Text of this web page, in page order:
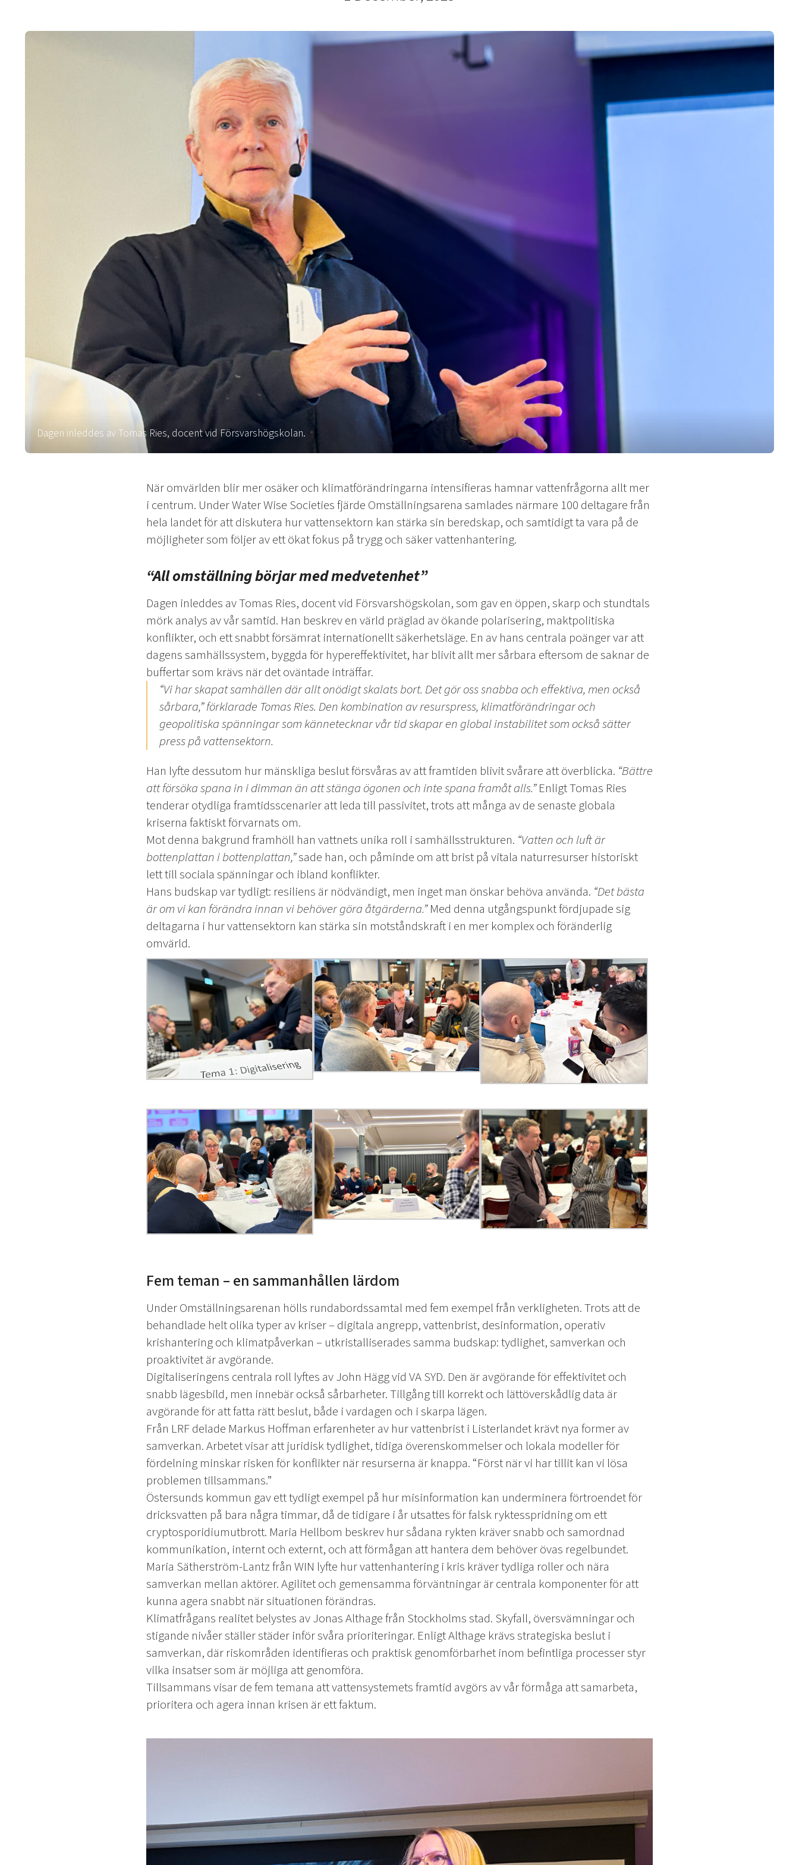
Dagen inleddes av Tomas Ries, docent vid Försvarshögskolan.
När omvärlden blir mer osäker och klimatförändringarna intensifieras hamnar vattenfrågorna allt mer
i centrum. Under Water Wise Societies fjärde Omställningsarena samlades närmare 100 deltagare från
hela landet för att diskutera hur vattensektorn kan stärka sin beredskap, och samtidigt ta vara på de
möjligheter som följer av ett ökat fokus på trygg och säker vattenhantering.
“All omställning börjar med medvetenhet”
Dagen inleddes av Tomas Ries, docent vid Försvarshögskolan, som gav en öppen, skarp och stundtals
mörk analys av vår samtid. Han beskrev en värld präglad av ökande polarisering, maktpolitiska
konflikter, och ett snabbt försämrat internationellt säkerhetsläge. En av hans centrala poänger var att
dagens samhällssystem, byggda för hyper­effektivitet, har blivit allt mer sårbara eftersom de saknar de
buffertar som krävs när det oväntade inträffar.
“Vi har skapat samhällen där allt onödigt skalats bort. Det gör oss snabba och effektiva, men också
sårbara,” förklarade Tomas Ries. Den kombination av resurspress, klimatförändringar och
geopolitiska spänningar som kännetecknar vår tid skapar en global instabilitet som också sätter
press på vattensektorn.
Han lyfte dessutom hur mänskliga beslut försvåras av att framtiden blivit svårare att överblicka. “Bättre
att försöka spana in i dimman än att stänga ögonen och inte spana framåt alls.”Enligt Tomas Ries
tenderar otydliga framtidsscenarier att leda till passivitet, trots att många av de senaste globala
kriserna faktiskt förvarnats om.
Mot denna bakgrund framhöll han vattnets unika roll i samhällsstrukturen. “Vatten och luft är
bottenplattan i bottenplattan,”sade han, och påminde om att brist på vitala naturresurser historiskt
lett till sociala spänningar och ibland konflikter.
Hans budskap var tydligt: resiliens är nödvändigt, men inget man önskar behöva använda. “Det bästa
är om vi kan förändra innan vi behöver göra åtgärderna.”Med denna utgångspunkt fördjupade sig
deltagarna i hur vattensektorn kan stärka sin motståndskraft i en mer komplex och föränderlig
omvärld.
Fem teman – en sammanhållen lärdom
Under Omställningsarenan hölls rundabordssamtal med fem exempel från verkligheten. Trots att de
behandlade helt olika typer av kriser – digitala angrepp, vattenbrist, desinformation, operativ
krishantering och klimatpåverkan – utkristalliserades samma budskap: tydlighet, samverkan och
proaktivitet är avgörande.
Digitaliseringens centrala roll lyftes av John Hägg vid VA SYD. Den är avgörande för effektivitet och
snabb lägesbild, men innebär också sårbarheter. Tillgång till korrekt och lättöverskådlig data är
avgörande för att fatta rätt beslut, både i vardagen och i skarpa lägen.
Från LRF delade Markus Hoffman erfarenheter av hur vattenbrist i Listerlandet krävt nya former av
samverkan. Arbetet visar att juridisk tydlighet, tidiga överenskommelser och lokala modeller för
fördelning minskar risken för konflikter när resurserna är knappa. “Först när vi har tillit kan vi lösa
problemen tillsammans.”
Östersunds kommun gav ett tydligt exempel på hur misinformation kan underminera förtroendet för
dricksvatten på bara några timmar, då de tidigare i år utsattes för falsk ryktesspridning om ett
cryptosporidiumutbrott. Maria Hellbom beskrev hur sådana rykten kräver snabb och samordnad
kommunikation, internt och externt, och att förmågan att hantera dem behöver övas regelbundet.
Maria Sätherström-Lantz från WIN lyfte hur vattenhantering i kris kräver tydliga roller och nära
samverkan mellan aktörer. Agilitet och gemensamma förväntningar är centrala komponenter för att
kunna agera snabbt när situationen förändras.
Klimatfrågans realitet belystes av Jonas Althage från Stockholms stad. Skyfall, översvämningar och
stigande nivåer ställer städer inför svåra prioriteringar. Enligt Althage krävs strategiska beslut i
samverkan, där riskområden identifieras och praktisk genomförbarhet inom befintliga processer styr
vilka insatser som är möjliga att genomföra.
Tillsammans visar de fem temana att vattensystemets framtid avgörs av vår förmåga att samarbeta,
prioritera och agera innan krisen är ett faktum.